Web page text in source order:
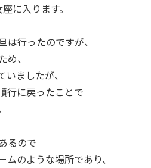
に入ります。
行ったのですが、
め、
ましたが、
行に戻ったことで
るので
のような場所であり、